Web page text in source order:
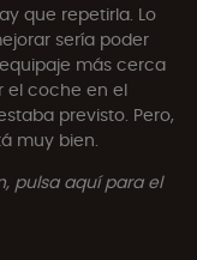
que repetirla. Lo
sería poder
más cerca
el coche en el
previsto. Pero,
muy bien.
pulsa aquí para el